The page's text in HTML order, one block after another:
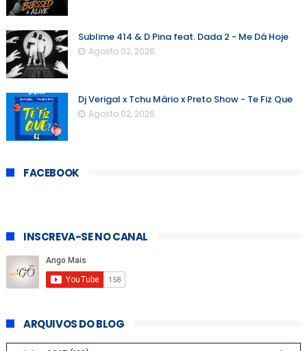
Sublime 414 & D Pina feat. Dada 2 - Me Dá Hoje
Agosto 02, 2026
Dj Verigal x Tchu Mário x Preto Show - Te Fiz Que
Agosto 02, 2026
FACEBOOK
INSCREVA-SE NO CANAL
ARQUIVOS DO BLOG